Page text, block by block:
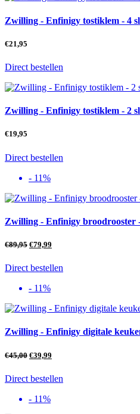
Zwilling - Enfinigy tostiklem - 4
€21,95
Direct bestellen
Zwilling - Enfinigy tostiklem - 2
€19,95
Direct bestellen
- 11%
Zwilling - Enfinigy broodrooster
€89,95 €79,99
Direct bestellen
- 11%
Zwilling - Enfinigy digitale
€45,00 €39,99
Direct bestellen
- 11%